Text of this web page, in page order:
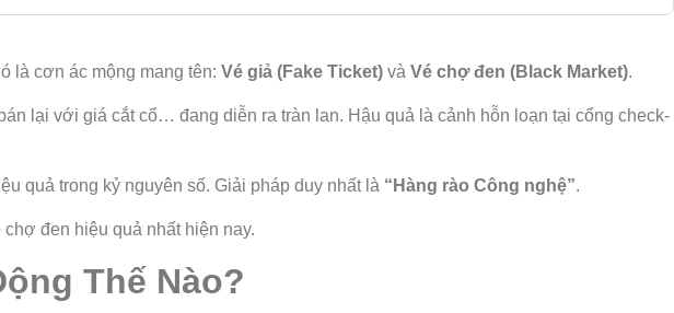
là cơn ác mộng mang tên: Vé giả (Fake Ticket) và Vé chợ đen (Black Market).
lại với giá cắt cổ… đang diễn ra tràn lan. Hậu quả là cảnh hỗn loạn tại cổng check-
quả trong kỷ nguyên số. Giải pháp duy nhất là “Hàng rào Công nghệ”.
đen hiệu quả nhất hiện nay.
Thế Nào?